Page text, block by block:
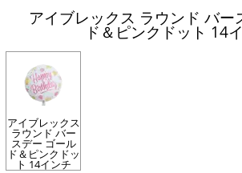
アイブレックス ラウンド バー
ド＆ピンクドット 14
アイブレックス
ラウンド バー
スデー ゴール
ド＆ピンクドッ
ト 14インチ